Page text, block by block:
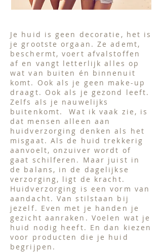
Je huid is geen decoratie, het is
je grootste orgaan. Ze ademt,
beschermt, voert afvalstoffen
af en vangt letterlijk alles op
wat van buiten én binnenuit
komt. Ook als je geen make-up
draagt. Ook als je gezond leeft.
Zelfs als je nauwelijks
buitenkomt.Wat ik vaak zie, is
dat mensen alleen aan
huidverzorging denken als het
misgaat. Als de huid trekkerig
aanvoelt, onzuiver wordt of
gaat schilferen. Maar juist in
de balans, in de dagelijkse
verzorging, ligt de kracht.
Huidverzorging is een vorm van
aandacht. Van stilstaan bij
jezelf. Even met je handen je
gezicht aanraken. Voelen wat je
huid nodig heeft. En dan kiezen
voor producten die je huid
begrijpen.